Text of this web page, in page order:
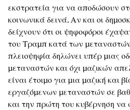
εκστρατεία για να αποδώσουν
κοινωνικά δεινά. Αν και οι
δείχνουν ότι οι ψηφοφόροι
του Τραμπ κατά των
πλειοψηφία δηλώνει υπέρ μιας
μεταναστών και όχι μαζικών
είναι έτοιμο για μια μαζική και
εργαζόμενων μεταναστών σε
και την πρώτη του κυβέρνηση να